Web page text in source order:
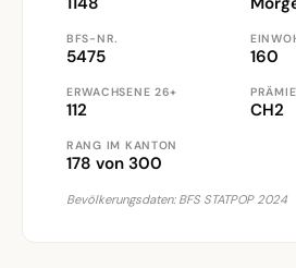
BFS-NR.
5475 160
ERWACHSENE 26+
112 CH2
RANG IM KANTON
178 von 300
Bevölkerungsdaten: BFS STATPOP 2024